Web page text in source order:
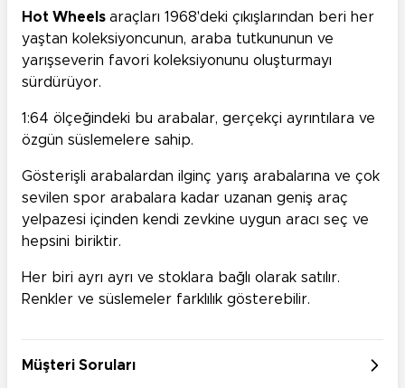
Hot Wheels araçları 1968'deki çıkışlarından beri her
yaştan koleksiyoncunun, araba tutkununun ve
yarışseverin favori koleksiyonunu oluşturmayı
sürdürüyor.
1:64 ölçeğindeki bu arabalar, gerçekçi ayrıntılara ve
özgün süslemelere sahip.
Gösterişli arabalardan ilginç yarış arabalarına ve çok
sevilen spor arabalara kadar uzanan geniş araç
yelpazesi içinden kendi zevkine uygun aracı seç ve
hepsini biriktir.
Her biri ayrı ayrı ve stoklara bağlı olarak satılır.
Renkler ve süslemeler farklılık gösterebilir.
Müşteri Soruları